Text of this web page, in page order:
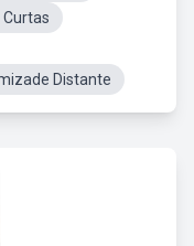
Curtas
Distante